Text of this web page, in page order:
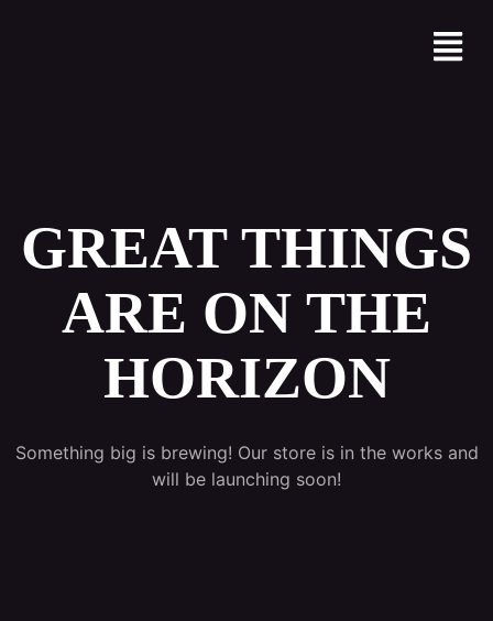
GREAT THINGS
ARE ON THE
HORIZON
Something big is brewing! Our store is in the works and
will be launching soon!